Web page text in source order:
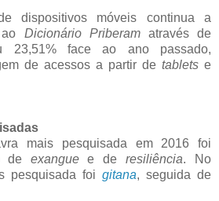
dispositivos móveis continua a
Dicionário Priberamatravés de
23,51% face ao ano passado,
de acessos a partir de tablets e
mais pesquisada em 2016 foi
de exanguee deresiliência. No
pesquisada foi gitana, seguida de